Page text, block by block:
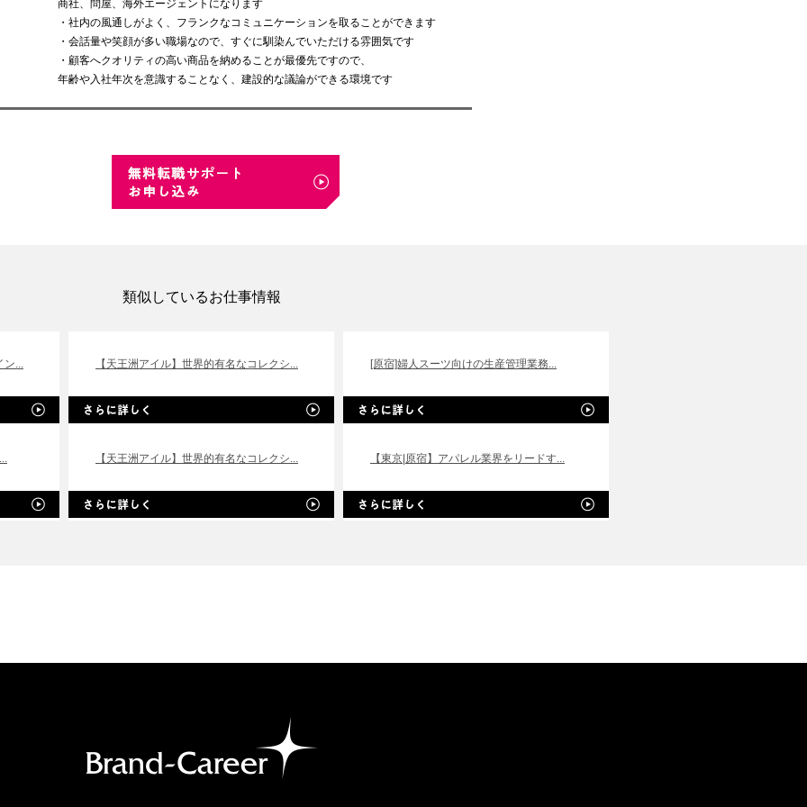
商社、問屋、海外エージェントになります
・社内の風通しがよく、フランクなコミュニケーションを取ることができます
・会話量や笑顔が多い職場なので、すぐに馴染んでいただける雰囲気です
・顧客へクオリティの高い商品を納めることが最優先ですので、
年齢や入社年次を意識することなく、建設的な議論ができる環境です
類似しているお仕事情報
ン... 【天王洲アイル】世界的有名なコレクシ... [原宿]婦人スーツ向けの生産管理業務...
【天王洲アイル】世界的有名なコレクシ... 【東京|原宿】アパレル業界をリードす...